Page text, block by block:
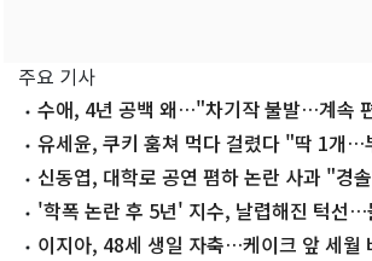
주요 기사
수애, 4년 공백 왜…"차기작 불발…계속
다"유세윤, 쿠키 훔쳐 먹다 걸렸다 "딱 1개…
신동엽, 대학로 공연 폄하 논란 사과 "경
'학폭 논란 후 5년' 지수, 날렵해진 턱선…
황 이지아, 48세 생일 자축…케이크 앞 세월